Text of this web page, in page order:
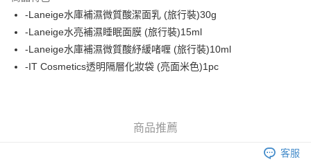
WeChat Pay
送貨方式
JD京東物流，訂單確認發貨後2-4個工作天送達
-Laneige水庫補濕微質酸潔面乳 (旅行裝)30g
-Laneige水亮補濕睡眠面膜 (旅行裝)15ml
-Laneige水庫補濕微質酸紓緩啫喱 (旅行裝)10ml
-IT Cosmetics透明隔層化妝袋 (亮面米色)1pc
商品推薦
客服